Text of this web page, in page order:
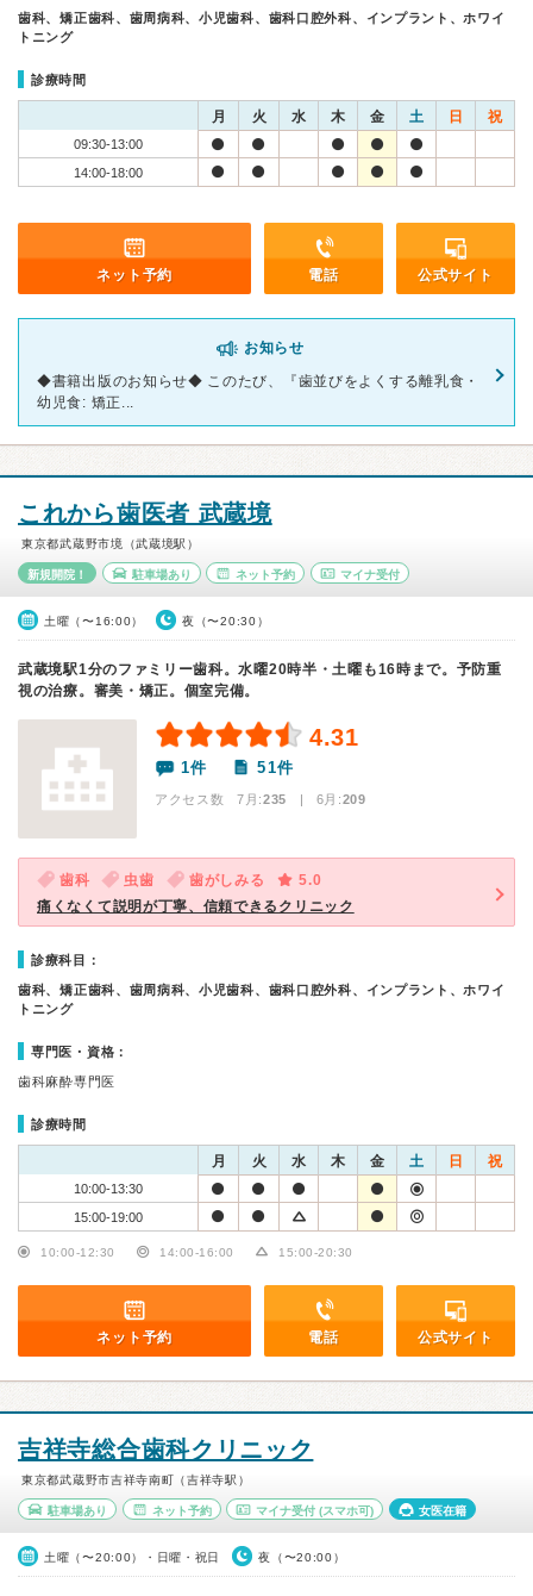
歯科、矯正歯科、歯周病科、小児歯科、歯科口腔外科、インプラント、ホワイ
トニング
診療時間
月 火 水 木 金 土 日 祝
09:30-13:00
14:00-18:00
ネット予約 電話 公式サイト
お知らせ
◆書籍出版のお知らせ◆ このたび、『歯並びをよくする離乳食・
幼児食: 矯正...
これから歯医者 武蔵境
東京都武蔵野市境（武蔵境駅）
新規開院！ 駐車場あり ネット予約 マイナ受付
土曜（〜16:00） 夜（〜20:30）
武蔵境駅1分のファミリー歯科。水曜20時半・土曜も16時まで。予防重
視の治療。審美・矯正。個室完備。
4.31
1件 51件
アクセス数 7月:235 | 6月:209
歯科 虫歯 歯がしみる
5.0
痛くなくて説明が丁寧、信頼できるクリニック
診療科目：
歯科、矯正歯科、歯周病科、小児歯科、歯科口腔外科、インプラント、ホワイ
トニング
専門医・資格：
歯科麻酔専門医
診療時間
月 火 水 木 金 土 日 祝
10:00-13:30
15:00-19:00
10:00-12:30 14:00-16:00 15:00-20:30
ネット予約 電話 公式サイト
吉祥寺総合歯科クリニック
東京都武蔵野市吉祥寺南町（吉祥寺駅）
駐車場あり ネット予約 マイナ受付 (スマホ可) 女医在籍
土曜（〜20:00）・日曜・祝日 夜（〜20:00）